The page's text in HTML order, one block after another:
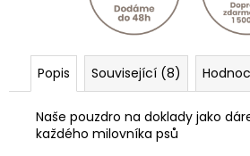
Popis Související (8)
Naše pouzdro na doklady jako
každého milovníka psů